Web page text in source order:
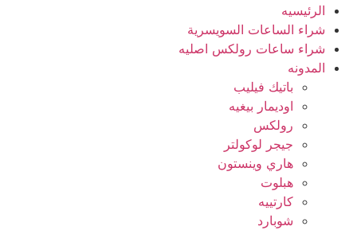
الرئيسيه
شراء الساعات السويسرية
شراء ساعات رولكس اصليه
المدونه
باتيك فيليب
اوديمار بيغيه
رولكس
جيجر لوكولتر
هاري وينستون
هبلوت
كارتييه
شوبارد